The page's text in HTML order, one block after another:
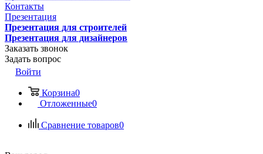
Контакты
Презентация
Презентация для строителей
Презентация для дизайнеров
Заказать звонок
Задать вопрос
Войти
Корзина0
Отложенные0
Сравнение товаров0